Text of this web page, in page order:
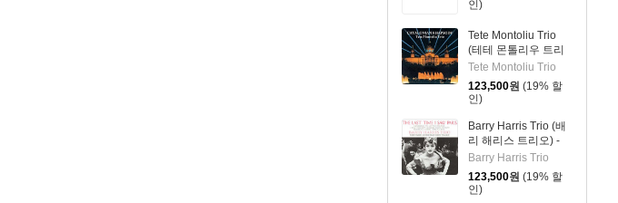
인)
Tete Montoliu Trio
(테테 몬톨리우 트리
오) - Catalonian
Rhapsody [2LP]
Tete Montoliu Trio
123,500원 (19% 할
인)
Barry Harris Trio (배
리 해리스 트리오) -
The Last Time I Saw
Paris [2LP]
Barry Harris Trio
123,500원 (19% 할
인)